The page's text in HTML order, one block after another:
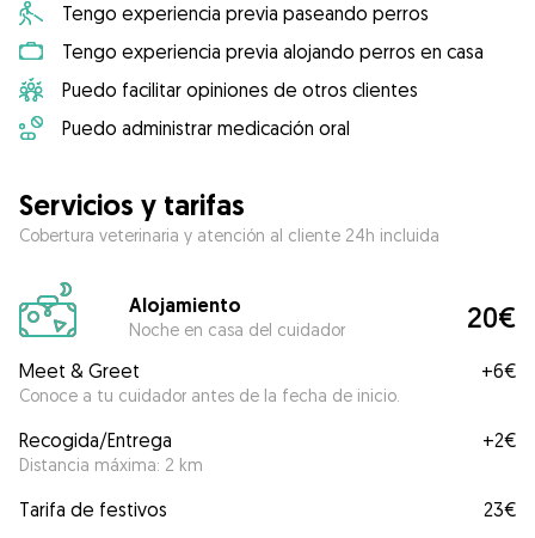
Tengo experiencia previa paseando perros
Tengo experiencia previa alojando perros en casa
Puedo facilitar opiniones de otros clientes
Puedo administrar medicación oral
Servicios y tarifas
Cobertura veterinaria y atención al cliente 24h incluida
Alojamiento
Noche en casa del cuidador 20€
Meet & Greet
Conoce a tu cuidador antes de la fecha de inicio.
+6€
Recogida/Entrega
Distancia máxima: 2 km
+2€
Tarifa de festivos
23€